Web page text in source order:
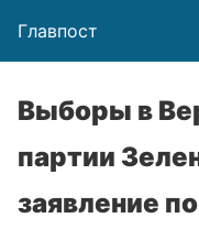
Главпост
Выборы в
партии
заявление